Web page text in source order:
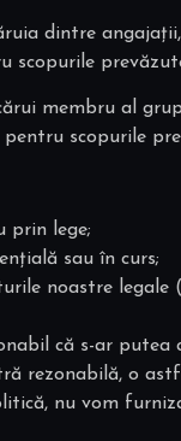
dintre
scopurile
membru al
scopurile
prin lege;
sau în curs;
noastre
că s-ar
rezonabilă, o
nu vom